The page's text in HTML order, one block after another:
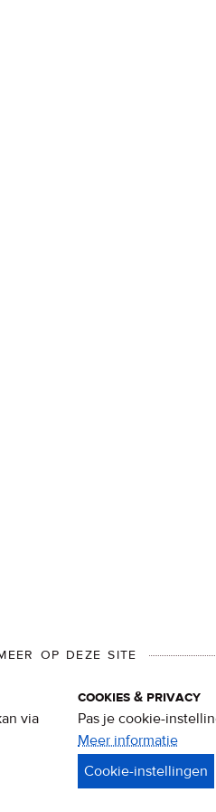
OP DEZE SITE
via
cookies & privacy
Pas je cookie-
Meer informatie
&